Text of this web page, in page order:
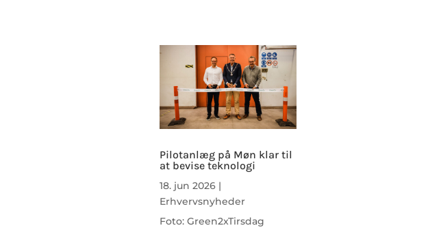
Pilotanlæg på Møn klar til
at bevise teknologi
18. jun 2026|
Erhvervsnyheder
Foto: Green2xTirsdag